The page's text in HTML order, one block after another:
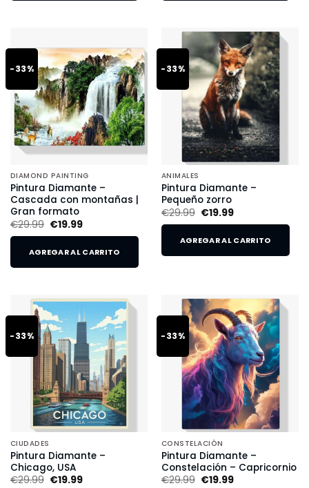
-33%
DIAMOND PAINTING
Pintura Diamante –
Cascada con montañas |
Gran formato
€29.99 €19.99
AGREGAR AL CARRITO
-33%
ANIMALES
Pintura Diamante –
Pequeño zorro
€29.99 €19.99
AGREGAR AL CARRITO
-33%
CIUDADES
Pintura Diamante –
Chicago, USA
€29.99 €19.99
-33%
CONSTELACIÓN
Pintura Diamante –
Constelación – Capricornio
€29.99 €19.99